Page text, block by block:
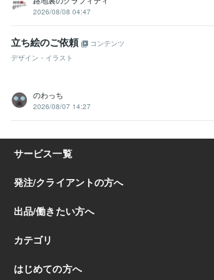
2026/08/08 04:47
立ち絵のご依頼
コンテンツ
デザイン・イラスト
のわっち
2026/08/07 14:27